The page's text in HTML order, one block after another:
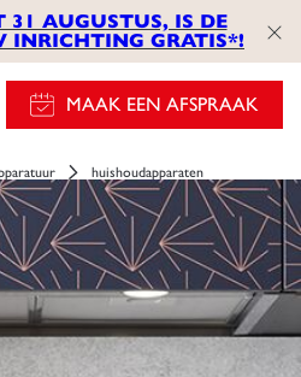
31 AUGUSTUS, IS DE
INRICHTING GRATIS*!
MAAK EEN AFSPRAAK
huishoudapparaten